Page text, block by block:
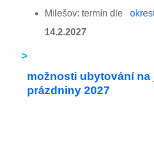
Milešov: termín dle
14.2.2027
>
možnosti ubytování na
prázdniny 2027